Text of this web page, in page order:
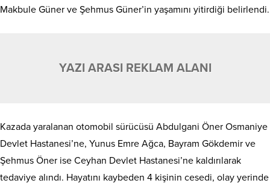
Makbule Güner ve Şehmus Güner’in yaşamını yitirdiği belirlendi.
YAZI ARASI REKLAM ALANI
Kazada yaralanan otomobil sürücüsü Abdulgani Öner Osmaniye
Devlet Hastanesi’ne, Yunus Emre Ağca, Bayram Gökdemir ve
Şehmus Öner ise Ceyhan Devlet Hastanesi’ne kaldırılarak
tedaviye alındı. Hayatını kaybeden 4 kişinin cesedi, olay yerinde